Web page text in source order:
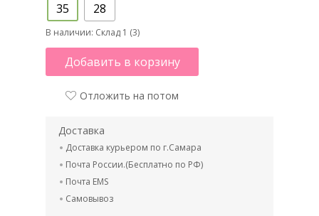
35
28
В наличии: Склад 1 (3)
Добавить в корзину
Отложить на потом
Доставка
Доставка курьером по г.Самара
Почта России.(Бесплатно по РФ)
Почта EMS
Самовывоз